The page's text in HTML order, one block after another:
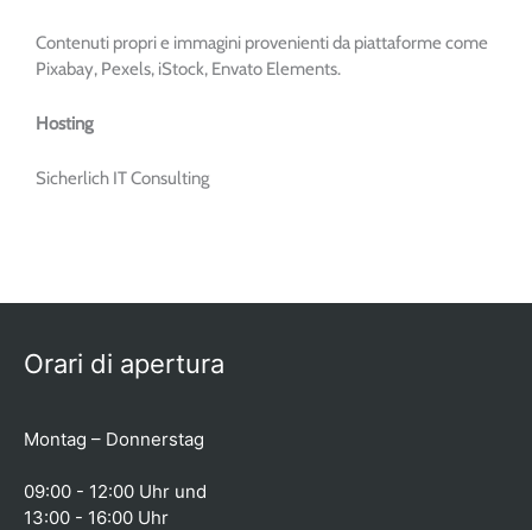
Contenuti propri e immagini provenienti da piattaforme come
Pixabay, Pexels, iStock, Envato Elements.
Hosting
Sicherlich IT Consulting
Orari di apertura
Montag – Donnerstag
09:00 - 12:00 Uhr und
13:00 - 16:00 Uhr